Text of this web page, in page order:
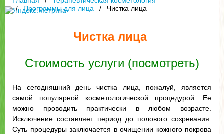
Программы для лица
Чистка лица
Чистка лица
Стоимость услуги (посмотреть)
На сегодняшний день чистка лица, пожалуй, является
самой популярной косметологической процедурой. Ее
можно проводить практически в любом возрасте.
Исключение составляет период до полового созревания.
Суть процедуры заключается в очищении кожного покрова